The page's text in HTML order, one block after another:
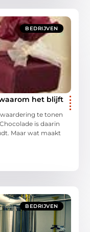
BEDRIJVEN
het blijft
te tonen
is daarin
Maar wat maakt
BEDRIJVEN